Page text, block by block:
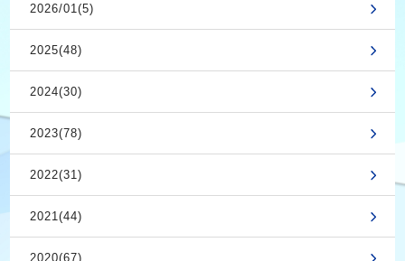
2026/01(5)
2025(48)
2024(30)
2023(78)
2022(31)
2021(44)
2020(67)